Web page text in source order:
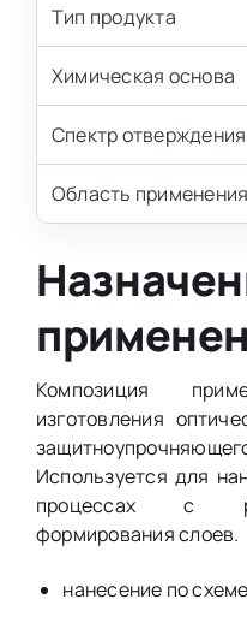
Тип продукта
Химическая основа
Спектр отверждения
Область применения
Композиция
изготовления
Используется для
процессах с
формирования слоев.
нанесение по